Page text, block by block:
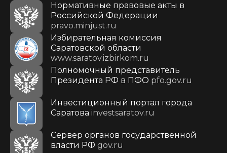
Нормативные правовые акты в
Российской Федерации
pravo.minjust.ru
Избирательная комиссия
Саратовской области
www.saratov.izbirkom.ru
Полномочный представитель
Президента РФ в ПФО pfo.gov.ru
Инвестиционный портал города
Саратова investsaratov.ru
Сервер органов государственной
власти РФ gov.ru